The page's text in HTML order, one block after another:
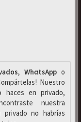
, WhαtsAppo
Nuestro
haces en privado,
nuestra
no habrías